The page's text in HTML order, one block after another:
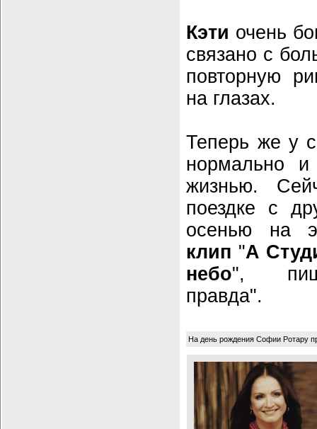
Кэти очень
связано с
повторную
на глазах.
Теперь же у
нормально
жизнью.
поездке с
осенью на
клип "А
небо",
правда".
На день рождения Софии Ротару